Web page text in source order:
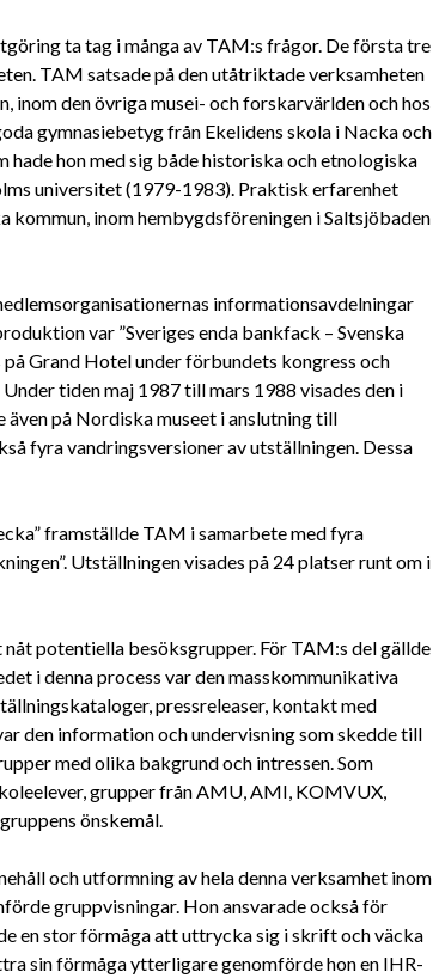
ta tag i många av TAM:s frågor. De första tre
TAM satsade på den utåtriktade verksamheten
inom den övriga musei- och forskarvärlden och hos
gymnasiebetyg från Ekelidens skola i Nacka och
hon med sig både historiska och etnologiska
universitet (1979-1983). Praktisk erfarenhet
kommun, inom hembygdsföreningen i Saltsjöbaden
informationsavdelningar
var ”Sveriges enda bankfack – Svenska
Grand Hotel under förbundets kongress och
tiden maj 1987 till mars 1988 visades den i
på Nordiska museet i anslutning till
fyra vandringsversioner av utställningen. Dessa
framställde TAM i samarbete med fyra
Utställningen visades på 24 platser runt om i
potentiella besöksgrupper. För TAM:s del gällde
i denna process var den masskommunikativa
pressreleaser, kontakt med
den information och undervisning som skedde till
med olika bakgrund och intressen. Som
grupper från AMU, AMI, KOMVUX,
önskemål.
och utformning av hela denna verksamhet inom
gruppvisningar. Hon ansvarade också för
en stor förmåga att uttrycka sig i skrift och väcka
sin förmåga ytterligare genomförde hon en IHR-